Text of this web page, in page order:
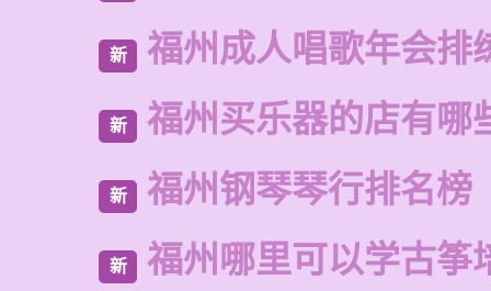
新 福州成人唱歌年会排
新 福州买乐器的店有哪
新 福州钢琴琴行排名榜
新 福州哪里可以学古筝